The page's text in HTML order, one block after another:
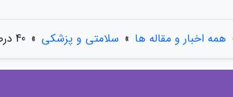
همه اخبار و مقاله ها » سلامتی و پزشکی » 40 درصد برنامه تعمیرات نیروگاه های کشور تمام شد